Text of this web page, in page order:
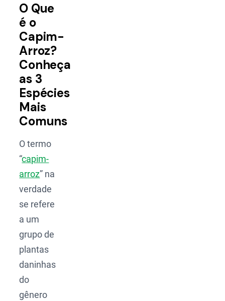
O Que
é o
Capim-
Arroz?
Conheça
as 3
Espécies
Mais
Comuns
O termo
“capim-
arroz” na
verdade
se refere
a um
grupo de
plantas
daninhas
do
gênero